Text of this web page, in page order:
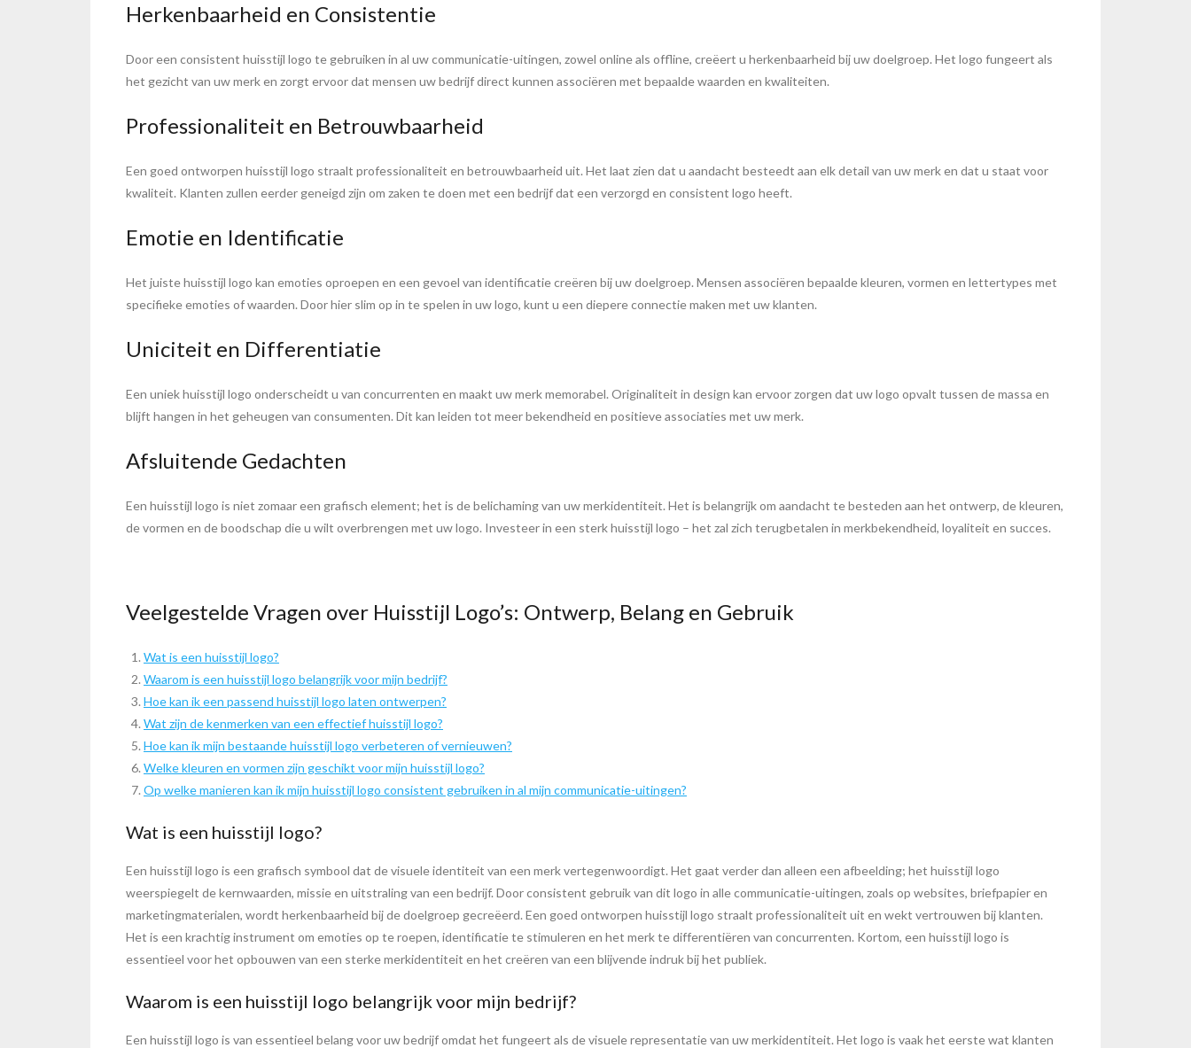
Herkenbaarheid en Consistentie
Door een consistent huisstijl logo te gebruiken in al uw communicatie-uitingen, zowel online als offline, creëert u herkenbaarheid bij uw doelgroep. Het logo fungeert als
het gezicht van uw merk en zorgt ervoor dat mensen uw bedrijf direct kunnen associëren met bepaalde waarden en kwaliteiten.
Professionaliteit en Betrouwbaarheid
Een goed ontworpen huisstijl logo straalt professionaliteit en betrouwbaarheid uit. Het laat zien dat u aandacht besteedt aan elk detail van uw merk en dat u staat voor
kwaliteit. Klanten zullen eerder geneigd zijn om zaken te doen met een bedrijf dat een verzorgd en consistent logo heeft.
Emotie en Identificatie
Het juiste huisstijl logo kan emoties oproepen en een gevoel van identificatie creëren bij uw doelgroep. Mensen associëren bepaalde kleuren, vormen en lettertypes met
specifieke emoties of waarden. Door hier slim op in te spelen in uw logo, kunt u een diepere connectie maken met uw klanten.
Uniciteit en Differentiatie
Een uniek huisstijl logo onderscheidt u van concurrenten en maakt uw merk memorabel. Originaliteit in design kan ervoor zorgen dat uw logo opvalt tussen de massa en
blijft hangen in het geheugen van consumenten. Dit kan leiden tot meer bekendheid en positieve associaties met uw merk.
Afsluitende Gedachten
Een huisstijl logo is niet zomaar een grafisch element; het is de belichaming van uw merkidentiteit. Het is belangrijk om aandacht te besteden aan het ontwerp, de kleuren,
de vormen en de boodschap die u wilt overbrengen met uw logo. Investeer in een sterk huisstijl logo – het zal zich terugbetalen in merkbekendheid, loyaliteit en succes.
Veelgestelde Vragen over Huisstijl Logo’s: Ontwerp, Belang en Gebruik
Wat is een huisstijl logo?
Waarom is een huisstijl logo belangrijk voor mijn bedrijf?
Hoe kan ik een passend huisstijl logo laten ontwerpen?
Wat zijn de kenmerken van een effectief huisstijl logo?
Hoe kan ik mijn bestaande huisstijl logo verbeteren of vernieuwen?
Welke kleuren en vormen zijn geschikt voor mijn huisstijl logo?
Op welke manieren kan ik mijn huisstijl logo consistent gebruiken in al mijn communicatie-uitingen?
Wat is een huisstijl logo?
Een huisstijl logo is een grafisch symbool dat de visuele identiteit van een merk vertegenwoordigt. Het gaat verder dan alleen een afbeelding; het huisstijl logo
weerspiegelt de kernwaarden, missie en uitstraling van een bedrijf. Door consistent gebruik van dit logo in alle communicatie-uitingen, zoals op websites, briefpapier en
marketingmaterialen, wordt herkenbaarheid bij de doelgroep gecreëerd. Een goed ontworpen huisstijl logo straalt professionaliteit uit en wekt vertrouwen bij klanten.
Het is een krachtig instrument om emoties op te roepen, identificatie te stimuleren en het merk te differentiëren van concurrenten. Kortom, een huisstijl logo is
essentieel voor het opbouwen van een sterke merkidentiteit en het creëren van een blijvende indruk bij het publiek.
Waarom is een huisstijl logo belangrijk voor mijn bedrijf?
Een huisstijl logo is van essentieel belang voor uw bedrijf omdat het fungeert als de visuele representatie van uw merkidentiteit. Het logo is vaak het eerste wat klanten